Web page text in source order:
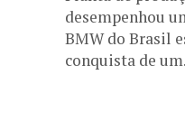
desempenhou
BMW do Brasil
conquista de